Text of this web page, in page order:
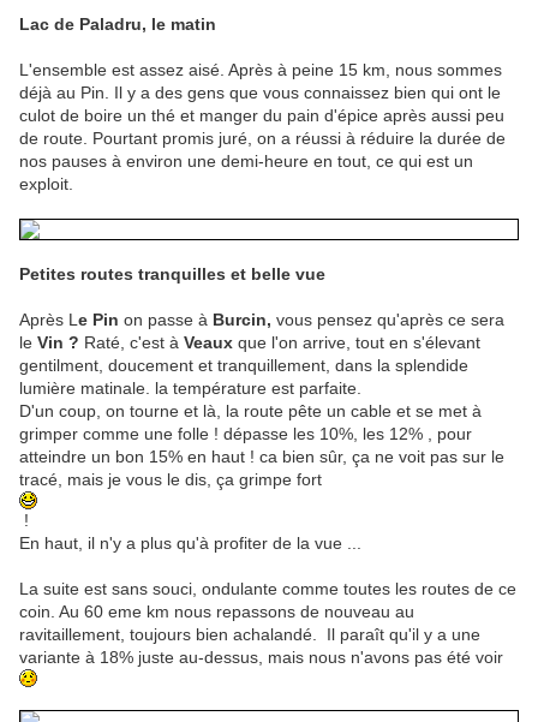
Lac de Paladru, le matin
L'ensemble est assez aisé. Après à peine 15 km, nous sommes
déjà au Pin. Il y a des gens que vous connaissez bien qui ont le
culot de boire un thé et manger du pain d'épice après aussi peu
de route. Pourtant promis juré, on a réussi à réduire la durée de
nos pauses à environ une demi-heure en tout, ce qui est un
exploit.
Petites routes tranquilles et belle vue
Après L e Pin on passe à Burcin, vous pensez qu'après ce sera
le Vin ? Raté, c'est à Veaux que l'on arrive, tout en s'élevant
gentilment, doucement et tranquillement, dans la splendide
lumière matinale. la température est parfaite.
D'un coup, on tourne et là, la route pête un cable et se met à
grimper comme une folle ! dépasse les 10%, les 12% , pour
atteindre un bon 15% en haut ! ca bien sûr, ça ne voit pas sur le
tracé, mais je vous le dis, ça grimpe fort
!
En haut, il n'y a plus qu'à profiter de la vue ...
La suite est sans souci, ondulante comme toutes les routes de ce
coin. Au 60 eme km nous repassons de nouveau au
ravitaillement, toujours bien achalandé. Il paraît qu'il y a une
variante à 18% juste au-dessus, mais nous n'avons pas été voir